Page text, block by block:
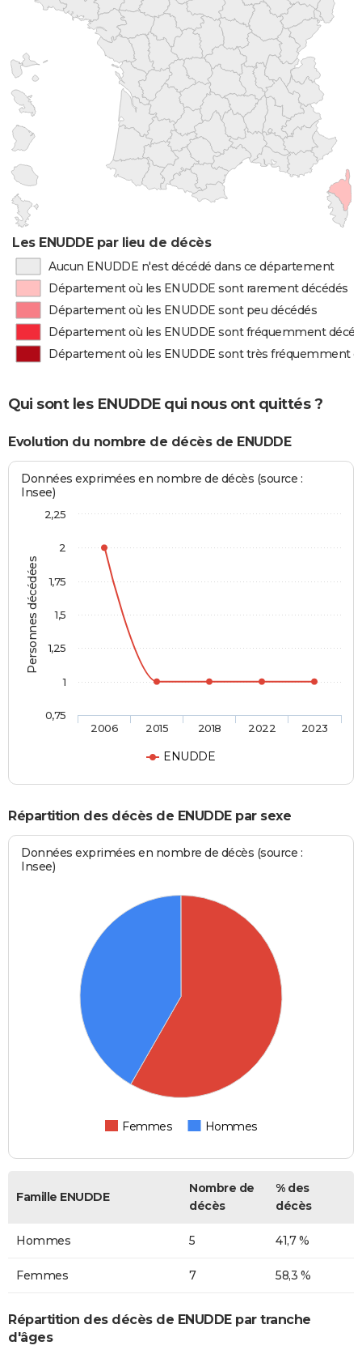
Les ENUDDE par lieu de décès
Aucun ENUDDE n'est décédé dans ce département
Département où les ENUDDE sont rarement décédés
Département où les ENUDDE sont peu décédés
Département où les ENUDDE sont fréquemment
Département où les ENUDDE sont très fréquemment
Qui sont les ENUDDE qui nous ont quittés ?
Evolution du nombre de décès de ENUDDE
Personnes décédées
Données exprimées en nombre de décès (source :
Insee)
ENUDDE
2006 2015 2018 2022 2023
0,75
1
1,25
1,5
1,75
2
2,25
Répartition des décès de ENUDDE par sexe
Données exprimées en nombre de décès (source :
Insee)
Femmes Hommes
Famille ENUDDE
Nombre de
décès
% des
décès
Hommes 5 41,7 %
Femmes 7 58,3 %
Répartition des décès de ENUDDE par tranche
d'âges